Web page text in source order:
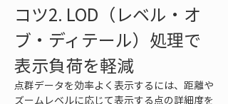
コツ2. LOD（レベル・オ
ブ・ディテール）処理で
表示負荷を軽減
点群データを効率よく表示するには、距離や
ズームレベルに応じて表示する点の詳細度を